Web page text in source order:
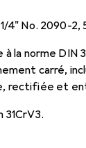
4" No. 2090-2,
la norme DIN
carré,
rectifiée et
31CrV3.